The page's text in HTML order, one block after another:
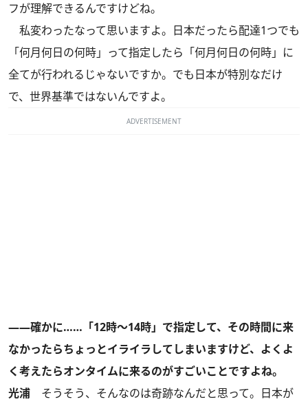
フが理解できるんですけどね。
私変わったなって思いますよ。日本だったら配達1つでも
「何月何日の何時」って指定したら「何月何日の何時」に
全てが行われるじゃないですか。でも日本が特別なだけ
で、世界基準ではないんですよ。
ADVERTISEMENT
――確かに……「12時〜14時」で指定して、その時間に来
なかったらちょっとイライラしてしまいますけど、よくよ
く考えたらオンタイムに来るのがすごいことですよね。
光浦 そうそう、そんなのは奇跡なんだと思って。日本が